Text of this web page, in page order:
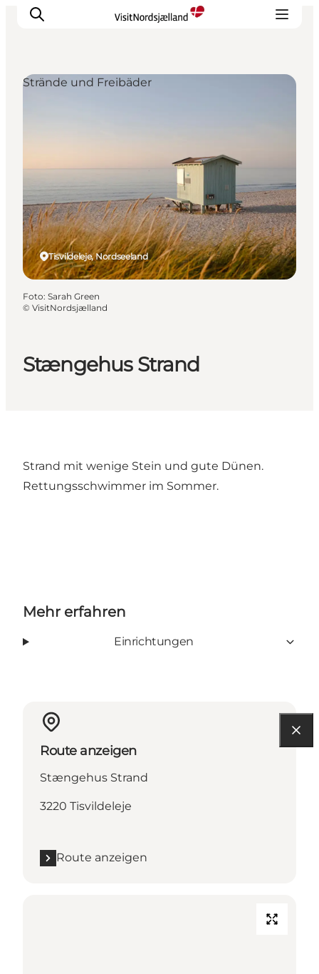
Unterkünfte
Städte
Reiseplanung
Stængehus Strand
Tisvildeleje, Nordseeland
Strände und Freibäder
Foto: Sarah Green
© VisitNordsjælland
Strand mit wenige Stein und gute Dünen.
Rettungsschwimmer im Sommer.
Mehr erfahren
Einrichtungen
Route anzeigen
Stængehus Strand
3220 Tisvildeleje
Route anzeigen